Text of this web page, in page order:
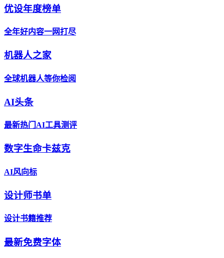
优设年度榜单
全年好内容一网打尽
机器人之家
全球机器人等你检阅
AI头条
最新热门AI工具测评
数字生命卡兹克
AI风向标
设计师书单
设计书籍推荐
最新免费字体